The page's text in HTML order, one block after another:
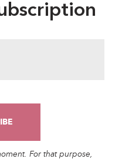
For that purpose,